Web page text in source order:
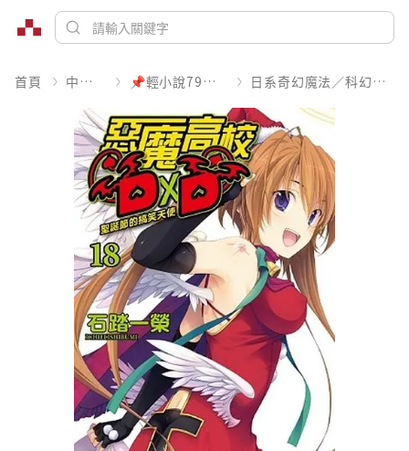
首頁 中文書 📌輕小說79折起 日系奇幻魔法／科幻冒險